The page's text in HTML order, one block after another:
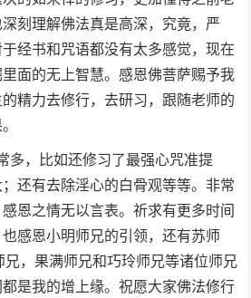
刻理解佛法真是高深，究竟，严
经书和咒语都没有太多感觉，现在
面的无上智慧。感恩佛菩萨赐予我
精力去修行，去研习，跟随老师的
，比如还修习了最强心咒准提
还有去除淫心的白骨观等等。非常
恩之情无以言表。祈求有更多时间
感恩小明师兄的引领，还有苏师
，果满师兄和巧玲师兄等诸位师兄
是我的增上缘。祝愿大家佛法修行